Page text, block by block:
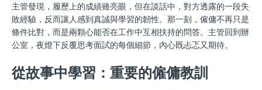
主管發現，履歷上的成績雖亮眼，但在談話中，對方透露的一段失
敗經驗，反而讓人感到真誠與學習的韌性。那一刻，僱傭不再只是
條件比對，而是兩顆心能否在工作中互相扶持的問答。主管回到辦
公室，夜燈下反覆思考面試的每個細節，內心既忐忑又期待。
從故事中學習：重要的僱傭教訓